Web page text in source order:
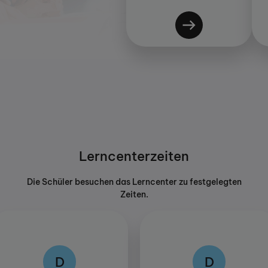
Lerncenterzeiten
Die Schüler besuchen das Lerncenter zu festgelegten
Zeiten.
D
D D
D